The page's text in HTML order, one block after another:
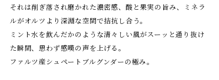
それは削ぎ落され磨かれた濃密感、酸と果実の旨み、ミネラ
ルがオルツより深淵な空間で拮抗し合う。
ミント水を飲んだかのような清々しい風がスーッと通り抜け
た瞬間、思わず感嘆の声を上げる。
ファルツ産シュペートブルグンダーの極み。